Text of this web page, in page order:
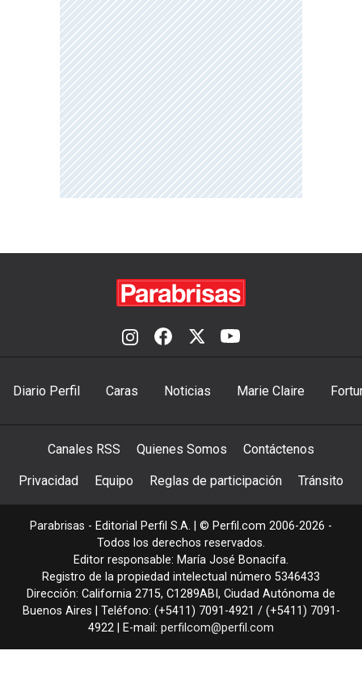
Diario Perfil Caras Noticias Marie Claire
Canales RSS Quienes Somos Contáctenos
Privacidad Equipo Reglas de participación Tránsito
Parabrisas - Editorial Perfil S.A. | © Perfil.com 2006-2026 -
Todos los derechos reservados.
Editor responsable: María José Bonacifa.
Registro de la propiedad intelectual número 5346433
Dirección: California 2715, C1289ABI , Ciudad Autónoma de
Buenos Aires | Teléfono: (+5411) 7091-4921 / (+5411) 7091-
4922 | E-mail: perfilcom@perfil.com